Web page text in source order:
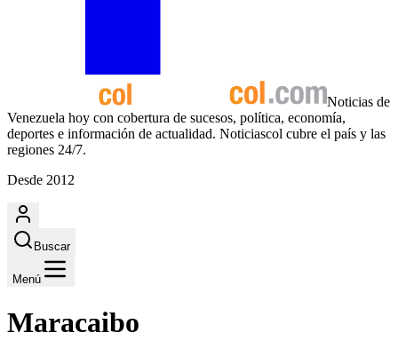
Noticias de
Venezuela hoy con cobertura de sucesos, política, economía,
deportes e información de actualidad. Noticiascol cubre el país y las
regiones 24/7.
Desde 2012
Buscar
Menú
Maracaibo